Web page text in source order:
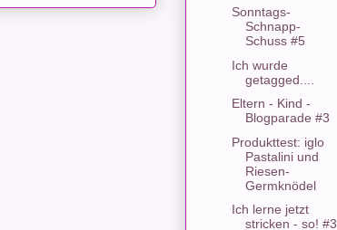
Sonntags-
Schnapp-
Schuss #5
Ich wurde
getagged....
Eltern - Kind -
Blogparade #3
Produkttest: iglo
Pastalini und
Riesen-
Germknödel
Ich lerne jetzt
stricken - so! #3